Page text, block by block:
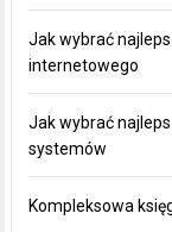
Jak wybrać
internetowego
Jak wybrać
systemów
Kompleksowa